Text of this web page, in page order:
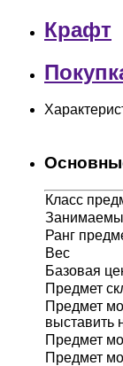
Крафт
Класс
Ранг
Вес
Базовая
Предмет
Предмет
выставить
Предмет
Предмет